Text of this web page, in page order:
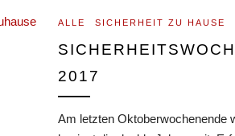
ALLE SICHERHEIT ZU HAUSE
2017
Am letzten Oktoberwochenende